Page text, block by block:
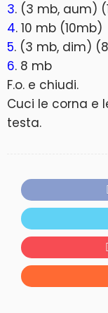
3. (3 mb, aum)
4. 10 mb (10mb)
5. (3 mb, dim)
6. 8 mb
F.o. e chiudi.
Cuci le corna e
testa.